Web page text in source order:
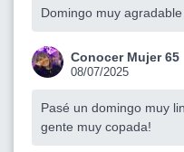
Domingo muy
Conocer Mujer 65
08/07/2025
Pasé un domingo muy
gente muy copada!